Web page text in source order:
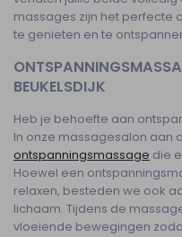
massages zijn het perfecte
te genieten en te
BEUKELSDIJK
Heb je behoefte aan
In onze massagesalon aan
ontspanningsmassage die
Hoewel een
relaxen, besteden we ook
lichaam. Tijdens de
vloeiende bewegingen